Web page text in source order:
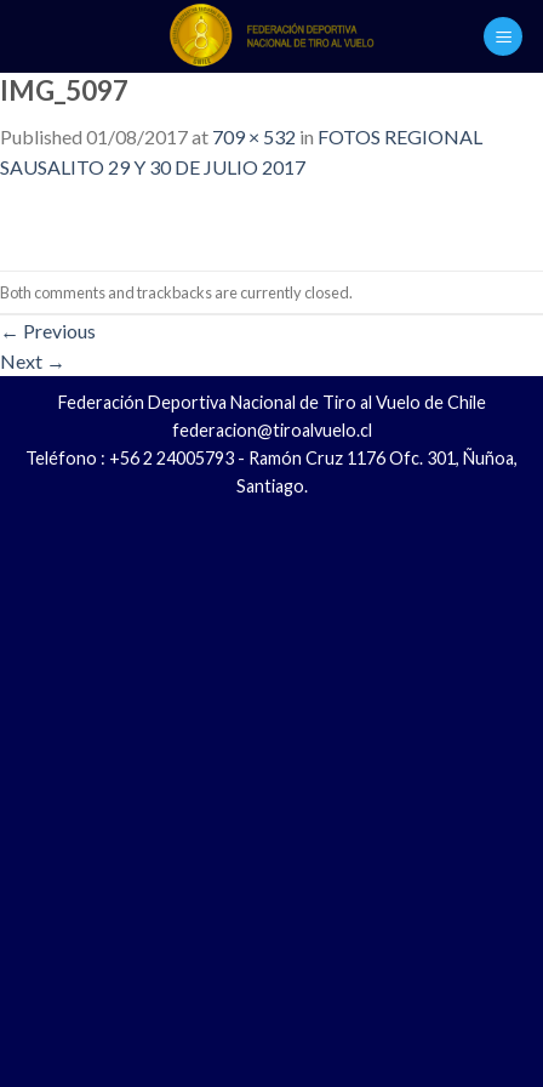
content
IMG_5097
Published 01/08/2017at 709 × 532 in FOTOS REGIONAL
SAUSALITO 29 Y 30 DE JULIO 2017
Both comments and trackbacks are currently closed.
← Previous
Next →
Federación Deportiva Nacional de Tiro al Vuelo de Chile
federacion@tiroalvuelo.cl
Teléfono : +56 2 24005793 - Ramón Cruz 1176 Ofc. 301, Ñuñoa,
Santiago.